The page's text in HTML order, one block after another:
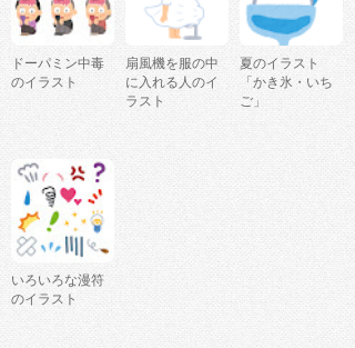
ドーパミン中毒
のイラスト
扇風機を服の中
に入れる人のイ
ラスト
夏のイラスト
「かき氷・いち
ご」
いろいろな漫符
のイラスト